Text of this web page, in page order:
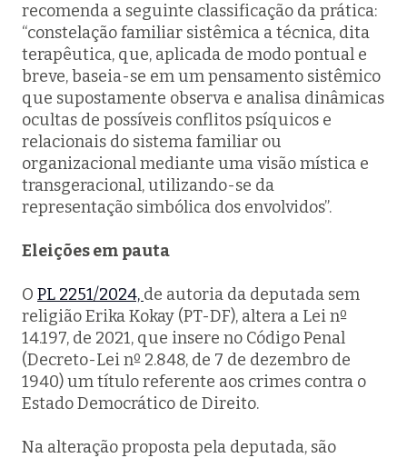
recomenda a seguinte classificação da prática:
“constelação familiar sistêmica a técnica, dita
terapêutica, que, aplicada de modo pontual e
breve, baseia-se em um pensamento sistêmico
que supostamente observa e analisa dinâmicas
ocultas de possíveis conflitos psíquicos e
relacionais do sistema familiar ou
organizacional mediante uma visão mística e
transgeracional, utilizando-se da
representação simbólica dos envolvidos”.
Eleições em pauta
O PL 2251/2024, de autoria da deputada sem
religião Erika Kokay (PT-DF), altera a Lei nº
14.197, de 2021, que insere no Código Penal
(Decreto-Lei nº 2.848, de 7 de dezembro de
1940) um título referente aos crimes contra o
Estado Democrático de Direito.
Na alteração proposta pela deputada, são